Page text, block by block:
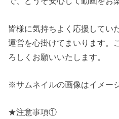
皆様に気持ちよく応援してい
運営を心掛けてまいります。
ろしくお願いいたします。
※サムネイルの画像はイメー
★注意事項①